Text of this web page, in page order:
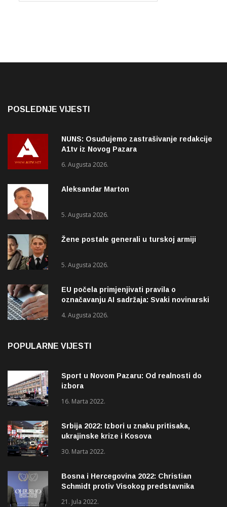
POSLEDNJE VIJESTI
NUNS: Osuđujemo zastrašivanje redakcije
A1tv iz Novog Pazara
6. Augusta 2026.
Aleksandar Marton
5. Augusta 2026.
Žene postale generali u turskoj armiji
5. Augusta 2026.
EU počela primjenjivati pravila o
označavanju AI sadržaja: Svaki novinarski
4. Augusta 2026.
POPULARNE VIJESTI
Sport u Novom Pazaru: Od realnosti do
izbora
16. Marta 2022.
Srbija 2022: Izbori u znaku pritisaka,
ukrajinske krize i Kosova
30. Marta 2022.
Bosna i Hercegovina 2022: Christian
Schmidt protiv Visokog predstavnika
21. Jula 2022.